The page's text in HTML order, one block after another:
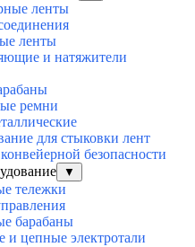
ленты
ленты
и натяжители
ремни
для стыковки лент
безопасности
▼
тележки
барабаны
и цепные электротали